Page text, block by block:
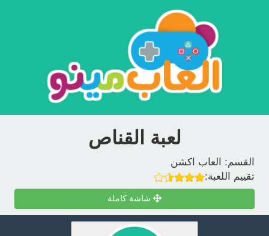
لعبة القناص
القسم:
العاب اكشن
تقييم اللعبة:
شاشة كاملة